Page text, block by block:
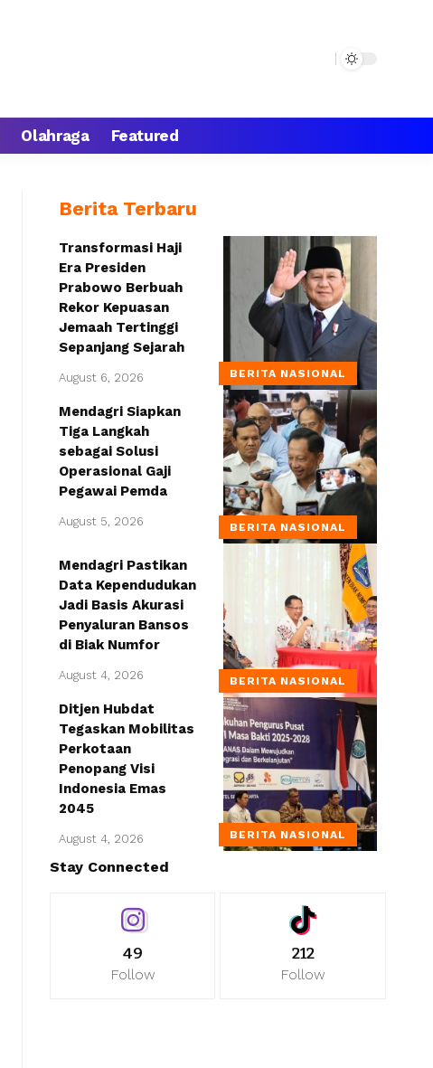
Olahraga Featured
Berita Terbaru
BERITA NASIONAL
Transformasi Haji
Era Presiden
Prabowo Berbuah
Rekor Kepuasan
Jemaah Tertinggi
Sepanjang Sejarah
August 6, 2026
BERITA NASIONAL
Mendagri Siapkan
Tiga Langkah
sebagai Solusi
Operasional Gaji
Pegawai Pemda
August 5, 2026
BERITA NASIONAL
Mendagri Pastikan
Data Kependudukan
Jadi Basis Akurasi
Penyaluran Bansos
di Biak Numfor
August 4, 2026
BERITA NASIONAL
Ditjen Hubdat
Tegaskan Mobilitas
Perkotaan
Penopang Visi
Indonesia Emas
2045
August 4, 2026
Stay Connected
49
Follow
212
Follow